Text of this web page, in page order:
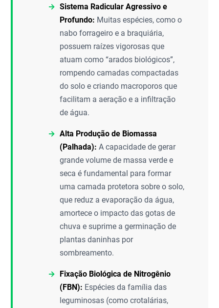
Sistema Radicular Agressivo e
Profundo: Muitas espécies, como o
nabo forrageiro e a braquiária,
possuem raízes vigorosas que
atuam como “arados biológicos”,
rompendo camadas compactadas
do solo e criando macroporos que
facilitam a aeração e a infiltração
de água.
Alta Produção de Biomassa
(Palhada): A capacidade de gerar
grande volume de massa verde e
seca é fundamental para formar
uma camada protetora sobre o solo,
que reduz a evaporação da água,
amortece o impacto das gotas de
chuva e suprime a germinação de
plantas daninhas por
sombreamento.
Fixação Biológica de Nitrogênio
(FBN): Espécies da família das
leguminosas (como crotalárias,